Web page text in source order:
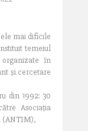
mai dificile
temeiul
în
și cercetare
din 1992: 30
Asociația
(ANTIM),